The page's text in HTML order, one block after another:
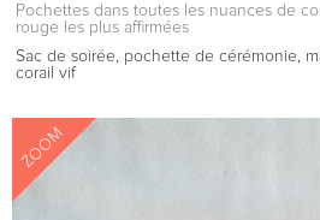
Pochettes dans toutes les nuances de
rouge les plus affirmées
Sac de soirée, pochette de cérémonie,
corail vif
ZOOM